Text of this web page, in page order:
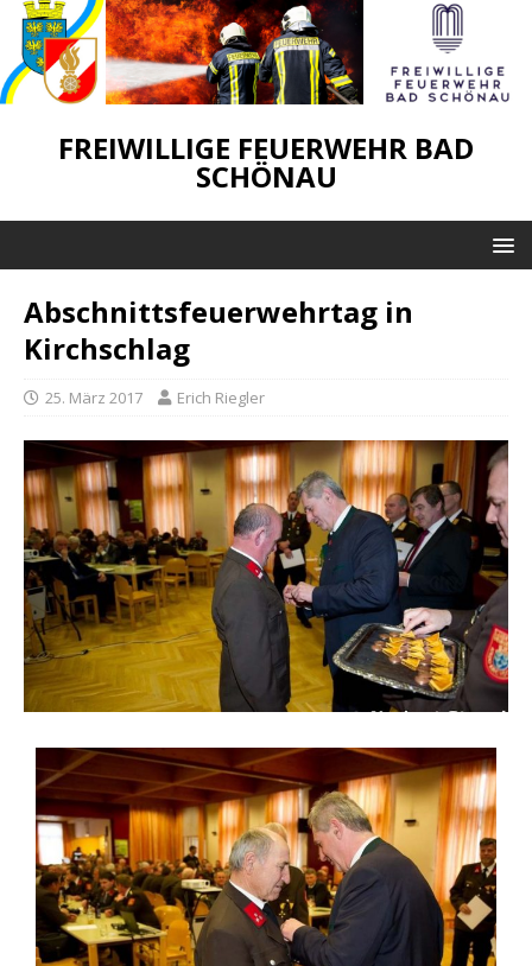
FREIWILLIGE FEUERWEHR BAD
SCHÖNAU
Abschnittsfeuerwehrtag in
Kirchschlag
25. März 2017 Erich Riegler